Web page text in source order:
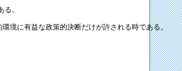
。
境に有益な政策的決断だけが許される時である。